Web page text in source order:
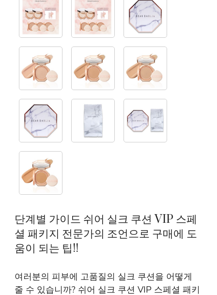
단계별 가이드 쉬어 실크 쿠션 VIP 스페
셜 패키지 전문가의 조언으로 구매에 도
움이 되는 팁!!
여러분의 피부에 고품질의 실크 쿠션을 어떻게
줄 수 있습니까? 쉬어 실크 쿠션 VIP 스페셜 패키